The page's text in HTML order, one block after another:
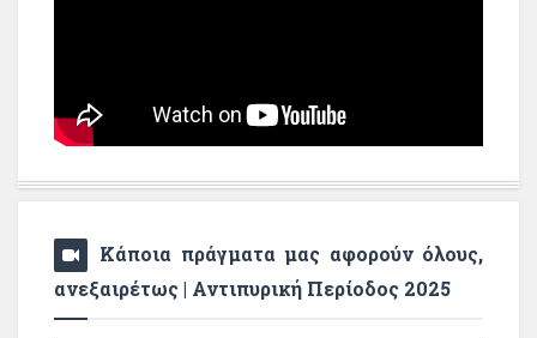
Κάποια πράγματα μας αφορούν όλους,
ανεξαιρέτως | Αντιπυρική Περίοδος 2025